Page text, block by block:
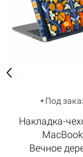
Под
Накладка-
MacBook
Вечное